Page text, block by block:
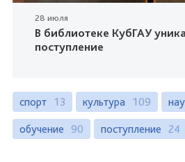
28 июля
В библиотеке КубГАУ
поступление
спорт 13 культура 109
обучение 90 поступление 24